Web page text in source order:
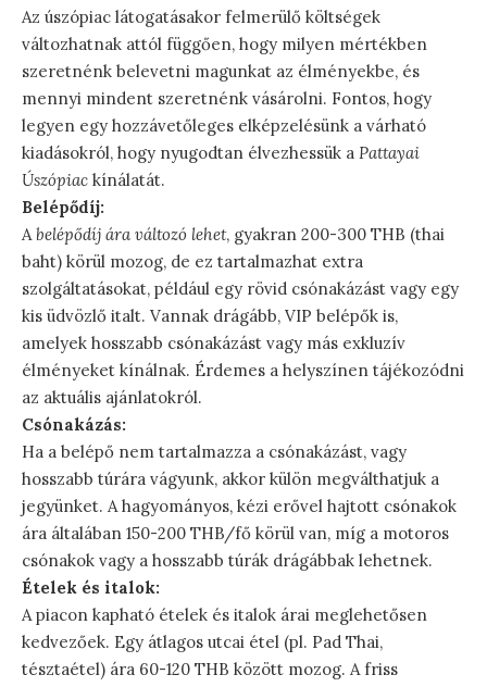
Az úszópiac látogatásakor felmerülő költségek
változhatnak attól függően, hogy milyen mértékben
szeretnénk belevetni magunkat az élményekbe, és
mennyi mindent szeretnénk vásárolni. Fontos, hogy
legyen egy hozzávetőleges elképzelésünk a várható
kiadásokról, hogy nyugodtan élvezhessük a Pattayai
Úszópiac kínálatát.
Belépődíj:
Abelépődíj ára változó lehet, gyakran 200-300 THB (thai
baht) körül mozog, de ez tartalmazhat extra
szolgáltatásokat, például egy rövid csónakázást vagy egy
kis üdvözlő italt. Vannak drágább, VIP belépők is,
amelyek hosszabb csónakázást vagy más exkluzív
élményeket kínálnak. Érdemes a helyszínen tájékozódni
az aktuális ajánlatokról.
Csónakázás:
Ha a belépő nem tartalmazza a csónakázást, vagy
hosszabb túrára vágyunk, akkor külön megválthatjuk a
jegyünket. A hagyományos, kézi erővel hajtott csónakok
ára általában 150-200 THB/fő körül van, míg a motoros
csónakok vagy a hosszabb túrák drágábbak lehetnek.
Ételek és italok:
A piacon kapható ételek és italok árai meglehetősen
kedvezőek. Egy átlagos utcai étel (pl. Pad Thai,
tésztaétel) ára 60-120 THB között mozog. A friss